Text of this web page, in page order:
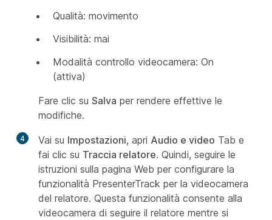
Qualità: movimento
Visibilità: mai
Modalità controllo videocamera: On
(attiva)
Fare clic su Salva per rendere effettive le
modifiche.
4 Vai su Impostazioni, apri Audio e video Tab e
fai clic su Traccia relatore. Quindi, seguire le
istruzioni sulla pagina Web per configurare la
funzionalità PresenterTrack per la videocamera
del relatore. Questa funzionalità consente alla
videocamera di seguire il relatore mentre si